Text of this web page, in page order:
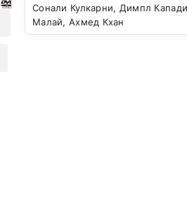
Сонали Кулкарни, Димпл
Малай, Ахмед Кхан